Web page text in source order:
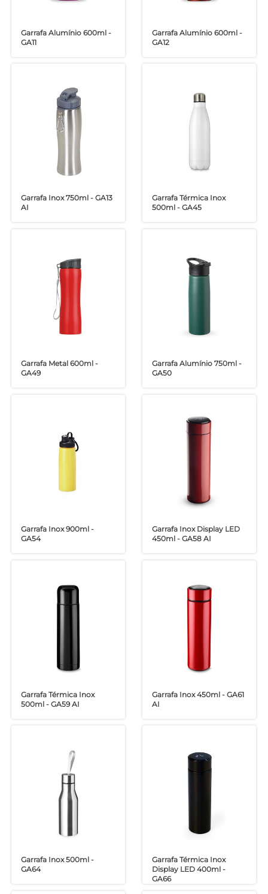
Garrafa Alumínio 600ml -
GA11
Garrafa Alumínio 600ml -
GA12
Garrafa Inox 750ml - GA13
AI
Garrafa Térmica Inox
500ml - GA45
Garrafa Metal 600ml -
GA49
Garrafa Alumínio 750ml -
GA50
Garrafa Inox 900ml -
GA54
Garrafa Inox Display LED
450ml - GA58 AI
Garrafa Térmica Inox
500ml - GA59 AI
Garrafa Inox 450ml - GA61
AI
Garrafa Inox 500ml -
GA64
Garrafa Térmica Inox
Display LED 400ml -
GA66